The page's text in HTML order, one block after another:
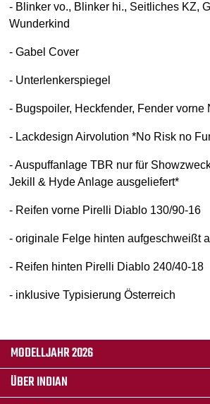
- Blinker vo., Blinker hi., Seitliches KZ,
Wunderkind
- Gabel Cover
- Unterlenkerspiegel
- Bugspoiler, Heckfender, Fender vorne
- Lackdesign Airvolution *No Risk no
- Auspuffanlage TBR nur für
Jekill & Hyde Anlage ausgeliefert*
- Reifen vorne Pirelli Diablo 130/90-16
- originale Felge hinten aufgeschweißt
- Reifen hinten Pirelli Diablo 240/40-18
- inklusive Typisierung Österreich
MODELLJAHR 2026
ÜBER INDIAN